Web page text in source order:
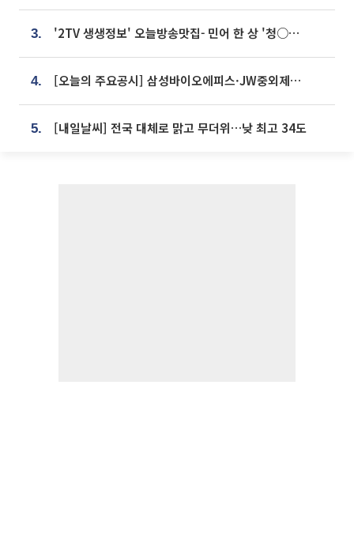
3. '2TV 생생정보' 오늘방송맛집- 민어 한 상 '청○○○' vs 전복 한 상 '명○'
4. [오늘의 주요공시] 삼성바이오에피스·JW중외제약·한미반도체·SK바이오사이언스 등
5. [내일날씨] 전국 대체로 맑고 무더위…낮 최고 34도